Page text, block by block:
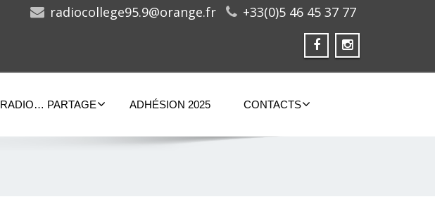
radiocollege95.9@orange.fr +33(0)5 46 45 37 77
RADIO… PARTAGE ADHÉSION 2025 CONTACTS